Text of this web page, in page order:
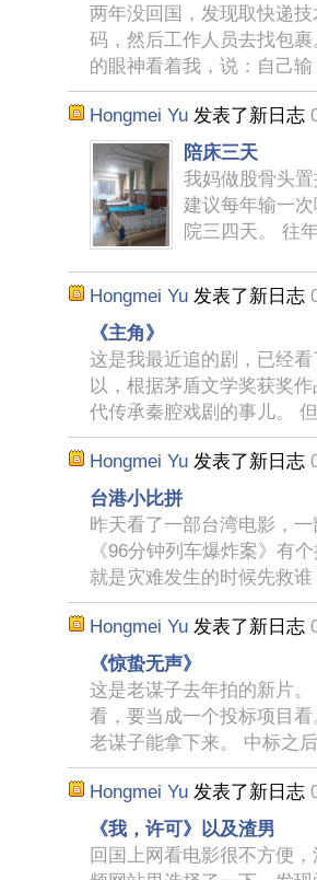
两年没回国，发现取快递
码，然后工作人员去找包
的眼神看着我，说：自己输
Hongmei Yu 发表了新日志
陪床三天
我妈做股骨头
建议每年输一
院三四天。 往
Hongmei Yu 发表了新日志
《主角》
这是我最近追的剧，已经
以，根据茅盾文学奖获奖
代传承秦腔戏剧的事儿。 但
Hongmei Yu 发表了新日志
台港小比拼
昨天看了一部台湾电影，
《96分钟列车爆炸案》有
就是灾难发生的时候先救
Hongmei Yu 发表了新日志
《惊蛰无声》
这是老谋子去年拍的新片
看，要当成一个投标项目
老谋子能拿下来。 中标之
Hongmei Yu 发表了新日志
《我，许可》以及渣男
回国上网看电影很不方便